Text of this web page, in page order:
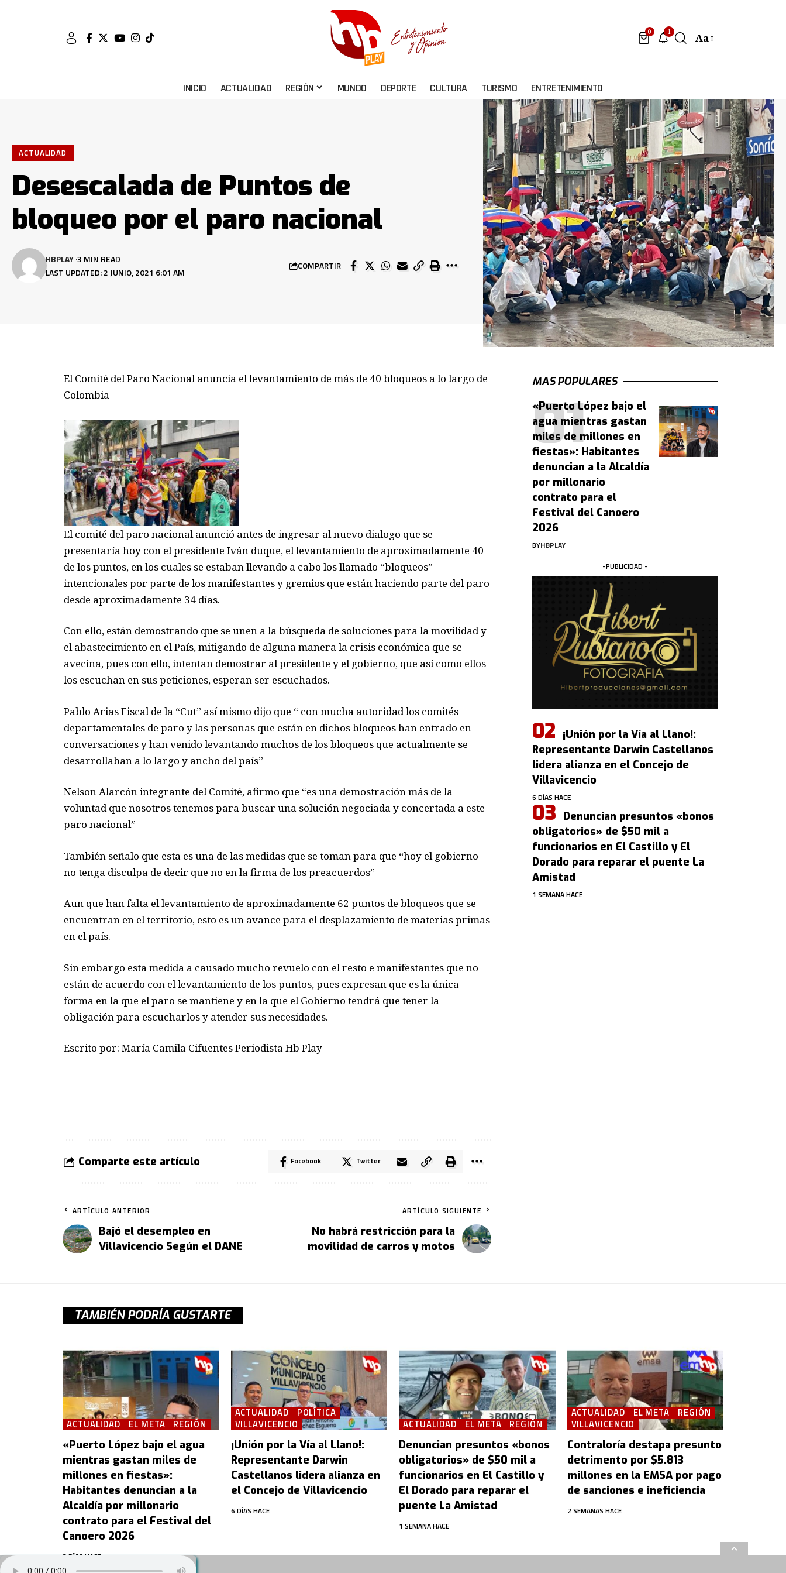
0 1 Aa
INICIO ACTUALIDAD REGIÓN MUNDO DEPORTE CULTURA TURISMO ENTRETENIMIENTO
ACTUALIDAD
Desescalada de Puntos de
bloqueo por el paro nacional
LAST UPDATED: 2 JUNIO, 2021 6:01 AM
HBPLAY 3 MIN READ
COMPARTIR
El Comité del Paro Nacional anuncia el levantamiento de más de 40 bloqueos a lo largo de
Colombia
El comité del paro nacional anunció antes de ingresar al nuevo dialogo que se
presentaría hoy con el presidente Ivánduque, el levantamiento de aproximadamente 40
de los puntos,en los cuales se estaban llevando a cabo los llamado “bloqueos”
intencionalespor parte de los manifestantes y gremios que están haciendo parte del paro
desde aproximadamente 34días.
Con ello,están demostrando que se unen a la búsqueda de soluciones para la movilidad y
el abastecimiento en elPaís, mitigando de alguna manera la crisis económica que se
avecina, pues con ello,intentan demostrar al presidente y el gobierno, que así como ellos
los escuchan en sus peticiones, esperan ser escuchados.
Pablo Arias Fiscal de la “Cut” así mismo dijo que “ con mucha autoridad los comités
departamentales de paro y las personas que están en dichos bloqueos han entrado en
conversaciones y han venido levantando muchos de los bloqueos que actualmente se
desarrollaban a lo largo y ancho del país”
Nelson Alarcón integrante del Comité, afirmo que “es una demostración más de la
voluntad que nosotros tenemos para buscar una solución negociada y concertada a este
paro nacional”
También señalo que esta es una de las medidas que se toman para que “hoy el gobierno
no tenga disculpa de decir que no en la firma de los preacuerdos”
Aun que han falta el levantamiento de aproximadamente 62 puntos de bloqueos que se
encuentran en el territorio, esto es un avance para el desplazamiento de materias primas
en el país.
Sin embargo esta medida a causado mucho revuelo con el resto e manifestantes que no
están de acuerdo con el levantamiento de los puntos, pues expresan que es la única
forma en la que el paro se mantiene y en la que el Gobierno tendrá que tener la
obligación para escucharlos y atender sus necesidades.
Escrito por: María Camila CifuentesPeriodista Hb Play
Comparte este artículo Facebook Twitter
ARTÍCULO ANTERIOR
Bajó el desempleo en
Villavicencio Según el DANE
ARTÍCULO SIGUIENTE
No habrá restricción para la
movilidad de carros y motos
MAS POPULARES
«Puerto López bajo el
agua mientras gastan
miles de millones en
fiestas»: Habitantes
denuncian a la Alcaldía
por millonario
contrato para el
Festival del Canoero
2026
BYHBPLAY
-PUBLICIDAD -
¡Unión por la Vía al Llano!:
Representante Darwin Castellanos
lidera alianza en el Concejo de
Villavicencio
6 DÍAS HACE
Denuncian presuntos «bonos
obligatorios» de $50 mil a
funcionarios en El Castillo y El
Dorado para reparar el puente La
Amistad
1 SEMANA HACE
TAMBIÉN PODRÍA GUSTARTE
ACTUALIDAD EL META REGIÓN
«Puerto López bajo el agua
mientras gastan miles de
millones en fiestas»:
Habitantes denuncian a la
Alcaldía por millonario
contrato para el Festival del
Canoero 2026
3 DÍAS HACE
ACTUALIDAD
POLÍTICA
VILLAVICENCIO
¡Unión por la Vía al Llano!:
Representante Darwin
Castellanos lidera alianza en
el Concejo de Villavicencio
6 DÍAS HACE
ACTUALIDAD EL META REGIÓN
Denuncian presuntos «bonos
obligatorios» de $50 mil a
funcionarios en El Castillo y
El Dorado para reparar el
puente La Amistad
1 SEMANA HACE
ACTUALIDAD EL META
REGIÓN
VILLAVICENCIO
Contraloría destapa presunto
detrimento por $5.813
millones en la EMSA por pago
de sanciones e ineficiencia
2 SEMANAS HACE